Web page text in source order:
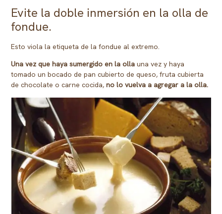
Evite la doble inmersión en la olla de
fondue.
Esto viola la etiqueta de la fondue al extremo.
Una vez que haya sumergido en la ollauna vez y haya
tomado un bocado de pan cubierto de queso, fruta cubierta
de chocolate o carne cocida,no lo vuelva a agregar a la olla.